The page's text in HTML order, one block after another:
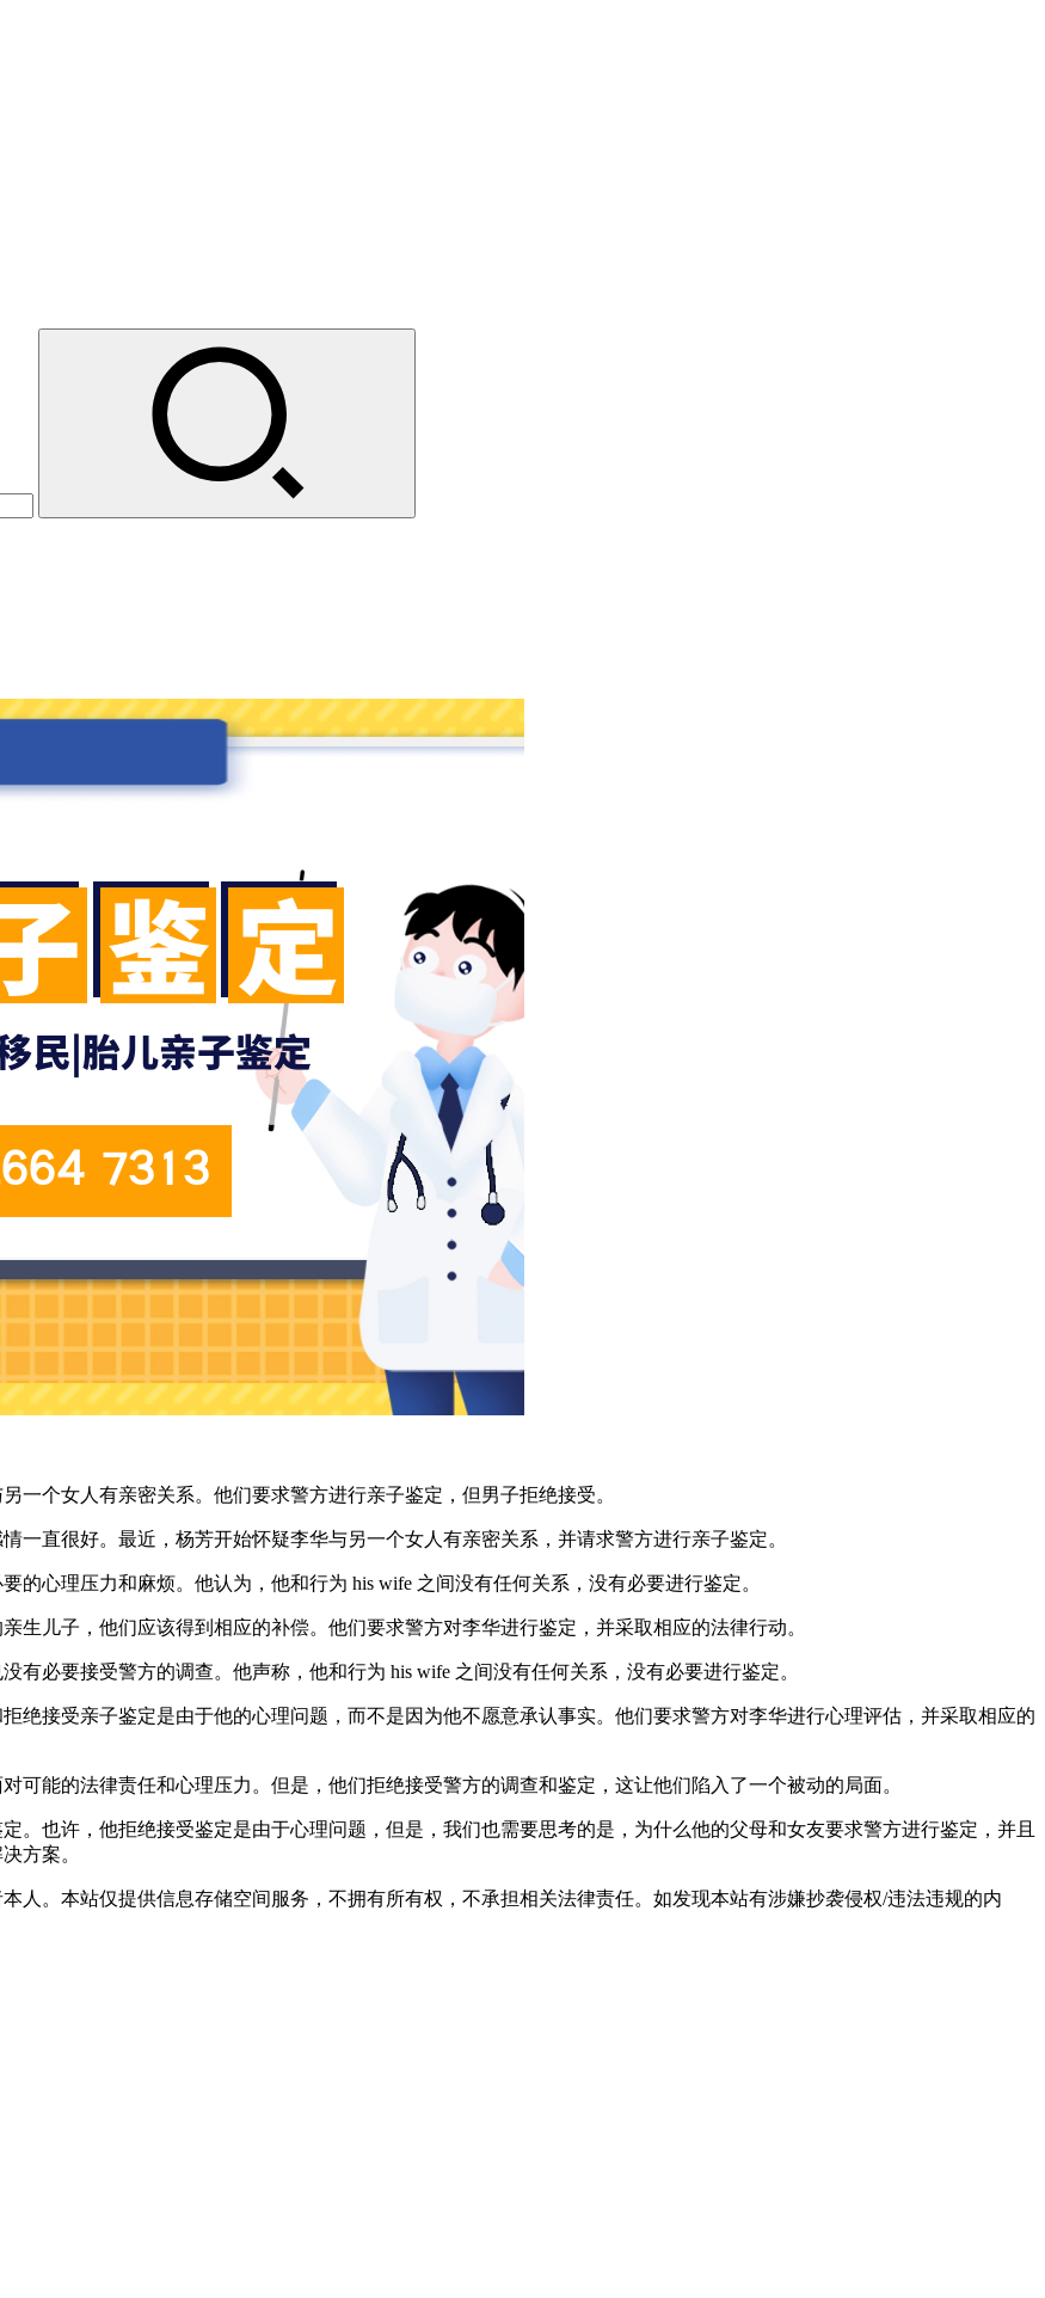
一个女人有亲密关系。他们要求警方进行亲子鉴定，但男子拒绝接受。
一直很好。最近，杨芳开始怀疑李华与另一个女人有亲密关系，并请求警方进行亲子鉴定。
心理压力和麻烦。他认为，他和行为 his wife 之间没有任何关系，没有必要进行鉴定。
生儿子，他们应该得到相应的补偿。他们要求警方对李华进行鉴定，并采取相应的法律行动。
必要接受警方的调查。他声称，他和行为 his wife 之间没有任何关系，没有必要进行鉴定。
绝接受亲子鉴定是由于他的心理问题，而不是因为他不愿意承认事实。他们要求警方对李华进行心理评估，并采取相应的
可能的法律责任和心理压力。但是，他们拒绝接受警方的调查和鉴定，这让他们陷入了一个被动的局面。
。也许，他拒绝接受鉴定是由于心理问题，但是，我们也需要思考的是，为什么他的父母和女友要求警方进行鉴定，并且
方案。
人。本站仅提供信息存储空间服务，不拥有所有权，不承担相关法律责任。如发现本站有涉嫌抄袭侵权/违法违规的内